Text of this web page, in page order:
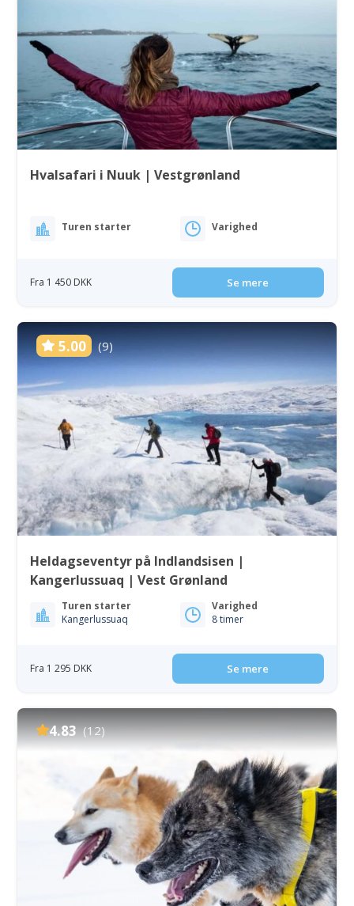
Hvalsafari i Nuuk | Vestgrønland
Turen starter Varighed
Fra 1 450 DKK Se mere
5.00 (9)
Heldagseventyr på Indlandsisen |
Kangerlussuaq | Vest Grønland
Turen starter
Kangerlussuaq
Varighed
8 timer
Fra 1 295 DKK Se mere
4.83 (12)